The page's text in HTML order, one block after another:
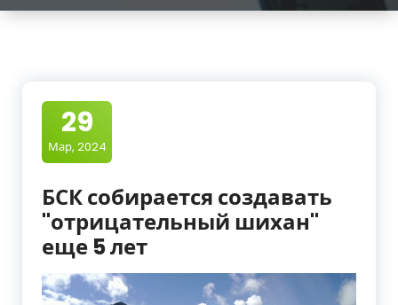
29
Мар, 2024
БСК собирается создавать
"отрицательный шихан"
еще 5 лет